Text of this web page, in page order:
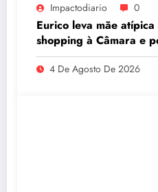
Impactodiario 0
Eurico leva mãe
shopping à Câmara e
dos estabelecimentos
autistas
4 De Agosto De 2026